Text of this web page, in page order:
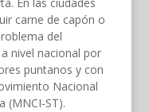
carne de capón o
del
nivel nacional por
puntanos y con
Nacional
(MNCI-ST).